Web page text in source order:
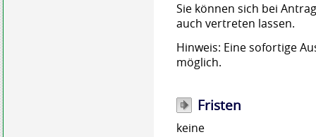
Sie können sich bei
auch vertreten lassen.
Hinweis: Eine sofortige
möglich.
Fristen
keine